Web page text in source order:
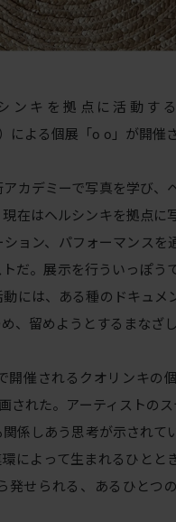
ンキを拠点に活動す
による個展「o o」が開催
カデミーで写真を学び、
在はヘルシンキを拠点に
ョン、パフォーマンスを
だ。展示を行ういっぽう
には、ある種のドキュメ
、留めようとするまなざ
催されるクオリンキの
された。アーティストの
係しあう思考が示されて
によって生まれるひとと
発せられる、あるひとつ